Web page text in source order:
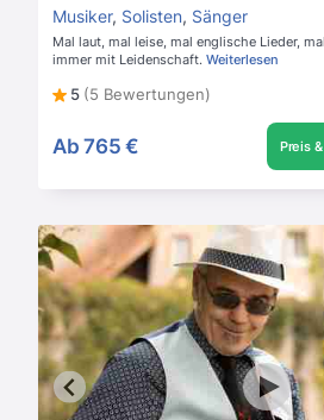
Musiker, Solisten, Sänger
Mal laut, mal leise, mal englische Lieder,
immer mit Leidenschaft. Weiterlesen
5 (5 Bewertungen)
Ab 765 € Preis